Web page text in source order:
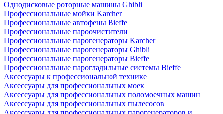
Однодисковые роторные машины Ghibli
Профессиональные мойки Karcher
Профессиональные автофены Bieffe
Профессиональные пароочистители
Профессиональные парогенераторы Karcher
Профессиональные парогенераторы Ghibli
Профессиональные парогенераторы Bieffe
Профессиональные парогладильные системы Bieffe
Аксессуары к профессиональной технике
Аксессуары для профессиональных моек
Аксессуары для профессиональных поломоечных машин
Аксессуары для профессиональных пылесосов
Аксессуары для профессиональных парогенераторов и